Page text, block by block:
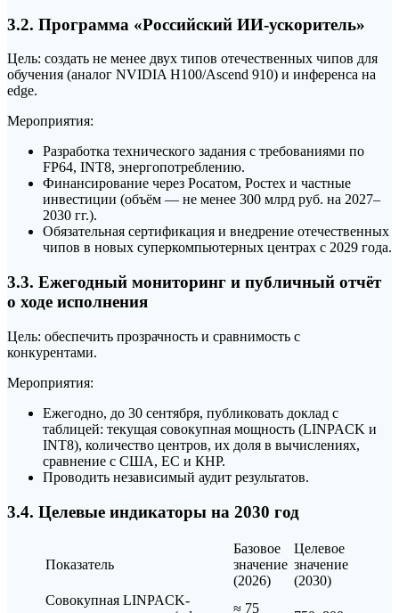
3.2. Программа «Российский ИИ-ускоритель»
Цель: создать не менее двух типов отечественных чипов для
обучения (аналог NVIDIA H100/Ascend 910) и инференса на
edge.
Мероприятия:
Разработка технического задания с требованиями по
FP64, INT8, энергопотреблению.
Финансирование через Росатом, Ростех и частные
инвестиции (объём — не менее 300 млрд руб. на 2027–
2030 гг.).
Обязательная сертификация и внедрение отечественных
чипов в новых суперкомпьютерных центрах с 2029 года.
3.3. Ежегодный мониторинг и публичный отчёт
о ходе исполнения
Цель: обеспечить прозрачность и сравнимость с
конкурентами.
Мероприятия:
Ежегодно, до 30 сентября, публиковать доклад с
таблицей: текущая совокупная мощность (LINPACK и
INT8), количество центров, их доля в вычислениях,
сравнение с США, ЕС и КНР.
Проводить независимый аудит результатов.
3.4. Целевые индикаторы на 2030 год
Показатель
Базовое
значение
(2026)
Целевое
значение
(2030)
Совокупная LINPACK-
≈ 75